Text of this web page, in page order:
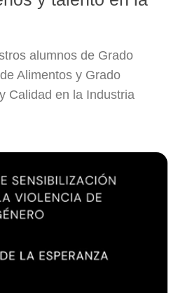
alumnos de Grado
Alimentos y Grado
Calidad en la Industria